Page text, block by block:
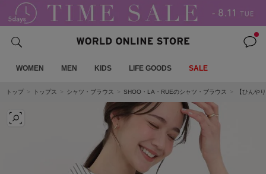
WOMEN MEN KIDS LIFE GOODS SALE
トップ トップス シャツ・ブラウス SHOO・LA・RUEのシャツ・ブラウス 【ひんや